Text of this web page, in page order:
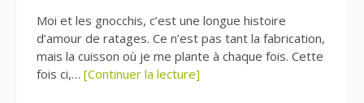
Moi et les gnocchis, c’est une longue histoire
d’amour de ratages. Ce n’est pas tant la fabrication,
mais la cuisson où je me plante à chaque fois. Cette
fois ci,… [Continuer la lecture]